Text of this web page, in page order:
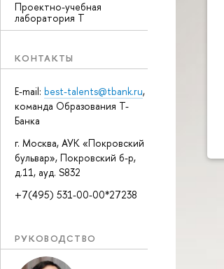
Проектно-учебная
лаборатория Т
КОНТАКТЫ
E-mail: best-talents@tbank.ru,
команда Образования Т-
Банка
г. Москва, АУК «Покровский
бульвар», Покровский б-р,
д.11, ауд. S832
+7(495) 531-00-00*27238
РУКОВОДСТВО